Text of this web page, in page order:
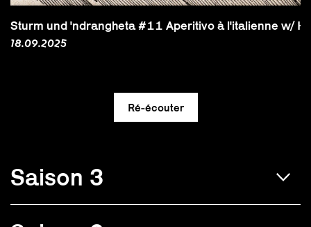
Sturm und 'ndrangheta #11 Aperitivo à l'italienne w/
18.09.2025
Saison 3